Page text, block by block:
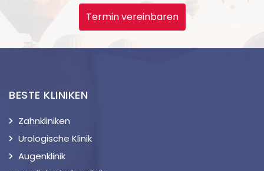
Termin vereinbaren
BESTE KLINIKEN
Zahnkliniken
Urologische Klinik
Augenklinik